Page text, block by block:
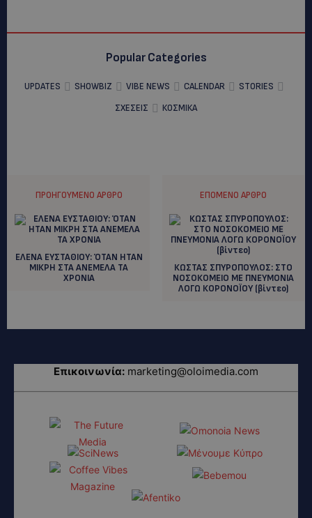
Popular Categories
UPDATES SHOWBIZ VIBE NEWS CALENDAR
STORIES
ΣΧΕΣΕΙΣ
ΚΟΣΜΙΚΑ
ΠΡΟΗΓΟΎΜΕΝΟ ΆΡΘΡΟ
ΕΛΕΝΑ ΕΥΣΤΑΘΙΟΥ: ΌΤΑΝ ΗΤΑΝ
ΜΙΚΡΗ ΣΤΑ ΑΝΕΜΕΛΑ ΤΑ
ΧΡΟΝΙΑ
ΕΠΌΜΕΝΟ ΆΡΘΡΟ
ΚΩΣΤΑΣ ΣΠΥΡΟΠΟΥΛΟΣ: ΣΤΟ
ΝΟΣΟΚΟΜΕΙΟ ΜΕ ΠΝΕΥΜΟΝΙΑ
ΛΟΓΩ ΚΟΡΟΝΟΪΟΥ (βίντεο)
Επικοινωνία: marketing@oloimedia.com